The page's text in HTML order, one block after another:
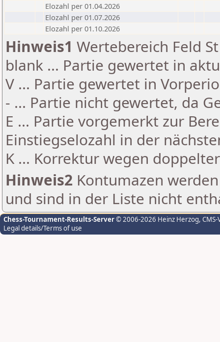
Elozahl per 01.04.2026
Elozahl per 01.07.2026
Elozahl per 01.10.2026
Hinweis1 Wertebereich Feld
blank ... Partie gewertet in
V ... Partie gewertet in
- ... Partie nicht gewertet, da
E ... Partie vorgemerkt zur
Einstiegselozahl in der
K ... Korrektur wegen
Hinweis2 Kontumazen
und sind in der Liste nicht
Chess-Tournament-Results-Server© 2006-2026 Heinz Herzog,
Legal details/Terms of use